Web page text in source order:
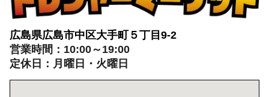
広島県広島市中区大手町５丁目9-2
営業時間：10:00～19:00
定休日：月曜日・火曜日